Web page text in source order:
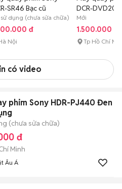
SR46 Bạc cũ
dụng (chưa sửa chữa)
đ
Nội
DCR-DVD201
Mới
1.500.000 đ
Tp Hồ Chí
có video
phim Sony HDR-PJ440 Đen
(chưa sửa chữa)
đ
Minh
Âu Á